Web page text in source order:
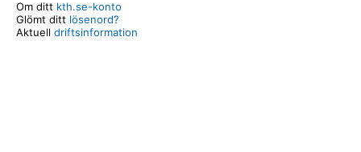
Om ditt kth.se-konto
Glömt ditt lösenord?
Aktuell driftsinformation